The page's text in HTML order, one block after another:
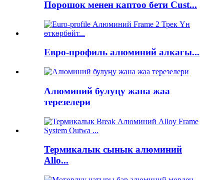
Порошок менен каптоо бети Cust...
Евро-профиль алюминий алкагы...
Алюминий булуңу жана жаа
терезелери
Термикалык сынык алюминий
Allo...